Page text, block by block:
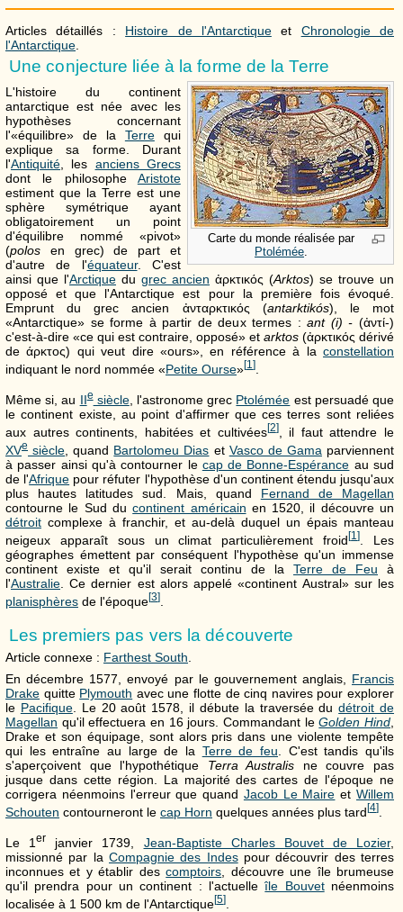
Articles détaillés : Histoire de l'Antarctiqueet Chronologie de
l'Antarctique
Une conjecture liée à la forme de la Terre
Carte du monde réalisée par
Ptolémée.
L'histoire du continent
antarctique est née avec les
hypothèses concernant
l'«équilibre» de la Terrequi
explique sa forme. Durant
l'Antiquité , les anciens Grecs
dont le philosophe Aristote
estiment que la Terre est une
sphère symétrique ayant
obligatoirement un point
d'équilibre nommé «pivot»
(polos en grec) de part et
d'autre de l'équateur. C'est
ainsi que l'Arctique du grec ancien ἀρκτικός (Arktos) se trouve un
opposé et que l'Antarctique est pour la première fois évoqué.
Emprunt du grec ancien ἀνταρκτικός (antarktikós), le mot
«Antarctique» se forme à partir de deux termes :ant (i) - (ἀντί-)
c'est-à-dire «ce qui est contraire, opposé» et arktos (ἀρκτικός dérivé
deάρκτος) qui veut dire «ours», en référence à laconstellation
indiquant le nord nommée «Petite Ourse»[1]
Même si, au IIesiècle, l'astronome grec Ptolémée est persuadé que
le continent existe, au point d'affirmer que ces terres sont reliées
aux autres continents, habitées et cultivées[2], il faut attendre le
XVe siècle , quand Bartolomeu Dias et Vasco de Gama parviennent
à passer ainsi qu'à contourner le cap de Bonne-Espérance au sud
de l'Afrique pour réfuter l'hypothèse d'un continent étendu jusqu'aux
plus hautes latitudes sud. Mais, quand Fernand de Magellan
contourne le Sud ducontinent américain en 1520, il découvre un
détroit complexe à franchir, et au-delà duquel un épais manteau
neigeux apparaît sous un climat particulièrement froid[1] . Les
géographes émettent par conséquent l'hypothèse qu'un immense
continent existe et qu'il serait continu de la Terre de Feu à
l'Australie . Ce dernier est alors appelé «continent Austral» sur les
planisphères de l'époque[3]
Les premiers pas vers la découverte
Article connexe : Farthest South
En décembre 1577, envoyé par le gouvernement anglais, Francis
Drake quitte Plymouth avec une flotte de cinq navires pour explorer
le Pacifique. Le 20 août 1578, il débute la traversée dudétroit de
Magellan qu'il effectuera en 16 jours. Commandant leGolden Hind
Drake et son équipage, sont alors pris dans une violente tempête
qui les entraîne au large de la Terre de feu . C'est tandis qu'ils
s'aperçoivent que l'hypothétique Terra Australis ne couvre pas
jusque dans cette région. La majorité des cartes de l'époque ne
corrigera néenmoins l'erreur que quand Jacob Le Maire etWillem
Schouten contourneront le cap Horn quelques années plus tard[4]
Le 1er janvier 1739, Jean-Baptiste Charles Bouvet de Lozier,
missionné par la Compagnie des Indespour découvrir des terres
inconnues et y établir descomptoirs , découvre une île brumeuse
qu'il prendra pour un continent : l'actuelleîle Bouvetnéenmoins
localisée à 1 500 km de l'Antarctique[5]